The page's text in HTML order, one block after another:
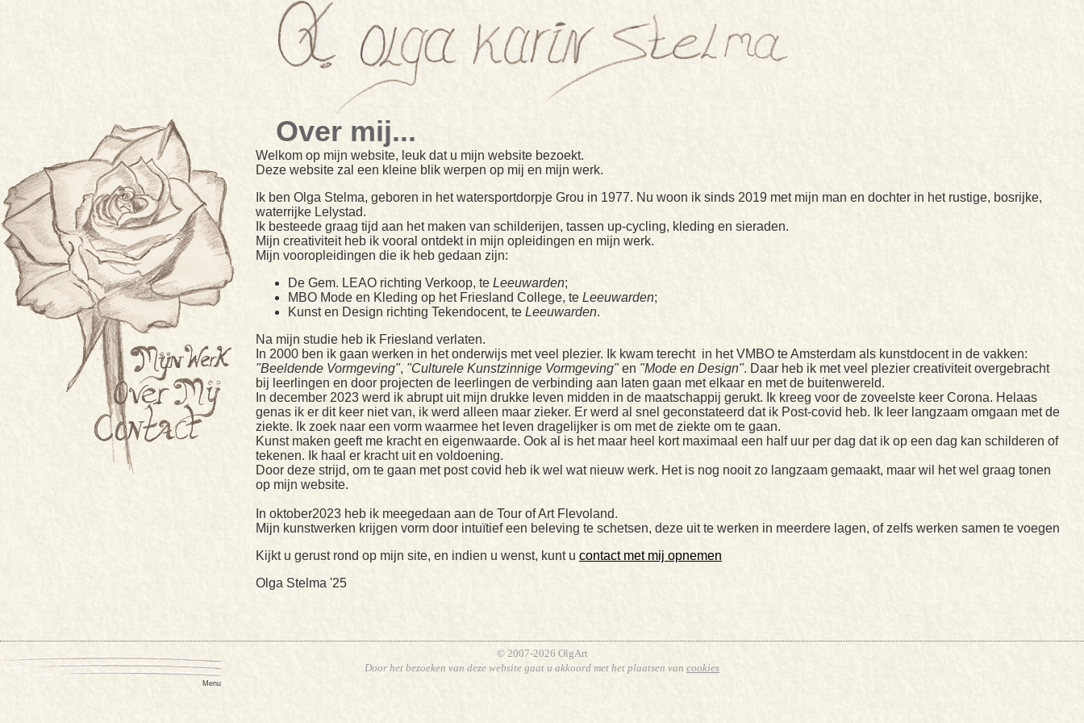
Menu
Over mij...
Welkom op mijn website, leuk dat u mijn website bezoekt.
Deze website zal een kleine blik werpen op mij en mijn werk.
Ik ben Olga Stelma, geboren in het watersportdorpje Grou in 1977. Nu woon ik sinds 2019 met mijn man en dochter in het rustige, bosrijke,
waterrijke Lelystad.
Ik besteede graag tijd aan het maken van schilderijen, tassen up-cycling, kleding en sieraden.
Mijn creativiteit heb ik vooral ontdekt in mijn opleidingen en mijn werk.
Mijn vooropleidingen die ik heb gedaan zijn:
De Gem. LEAO richting Verkoop, te Leeuwarden;
MBO Mode en Kleding op het Friesland College, te Leeuwarden;
Kunst en Design richting Tekendocent, te Leeuwarden.
Na mijn studie heb ik Friesland verlaten.
In 2000 ben ik gaan werken in het onderwijs met veel plezier. Ik kwam terecht in het VMBO te Amsterdam als kunstdocent in de vakken:
"Beeldende Vormgeving", "Culturele Kunstzinnige Vormgeving"en "Mode en Design". Daar heb ik met veel plezier creativiteit overgebracht
bij leerlingen en door projecten de leerlingen de verbinding aan laten gaan met elkaar en met de buitenwereld.
In december 2023 werd ik abrupt uit mijn drukke leven midden in de maatschappij gerukt. Ik kreeg voor de zoveelste keer Corona. Helaas
genas ik er dit keer niet van, ik werd alleen maar zieker. Er werd al snel geconstateerd dat ik Post-covid heb. Ik leer langzaam omgaan met de
ziekte. Ik zoek naar een vorm waarmee het leven dragelijker is om met de ziekte om te gaan.
Kunst maken geeft me kracht en eigenwaarde. Ook al is het maar heel kort maximaal een half uur per dag dat ik op een dag kan schilderen of
tekenen. Ik haal er kracht uit en voldoening.
Door deze strijd, om te gaan met post covid heb ik wel wat nieuw werk. Het is nog nooit zo langzaam gemaakt, maar wil het wel graag tonen
op mijn website.
In oktober2023 heb ik meegedaan aan de Tour of Art Flevoland.
Mijn kunstwerken krijgen vorm door intuïtief een beleving te schetsen, deze uit te werken in meerdere lagen, of zelfs werken samen te voegen
Kijkt u gerust rond op mijn site, en indien u wenst, kunt u contact met mij opnemen
Olga Stelma '25
© 2007-2026 OlgArt
Door het bezoeken van deze website gaat u akkoord met het plaatsen van cookies